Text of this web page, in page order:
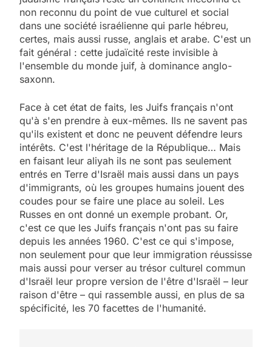
non reconnu du point de vue culturel et social
dans une société israélienne qui parle hébreu,
certes, mais aussi russe, anglais et arabe. C'est un
fait général : cette judaïcité reste invisible à
l'ensemble du monde juif, à dominance anglo-
saxonn.
Face à cet état de faits, les Juifs français n'ont
qu'à s'en prendre à eux-mêmes. Ils ne savent pas
qu'ils existent et donc ne peuvent défendre leurs
intérêts. C'est l'héritage de la République… Mais
en faisant leur aliyah ils ne sont pas seulement
entrés en Terre d'Israël mais aussi dans un pays
d'immigrants, où les groupes humains jouent des
coudes pour se faire une place au soleil. Les
Russes en ont donné un exemple probant. Or,
c'est ce que les Juifs français n'ont pas su faire
depuis les années 1960. C'est ce qui s'impose,
non seulement pour que leur immigration réussisse
mais aussi pour verser au trésor culturel commun
d'Israël leur propre version de l'être d'Israël – leur
raison d'être – qui rassemble aussi, en plus de sa
spécificité, les 70 facettes de l'humanité.
5
2025, l’année la plus
meurtrière selon le
rapport d’ADL contre
FRANCE ISRAÉL